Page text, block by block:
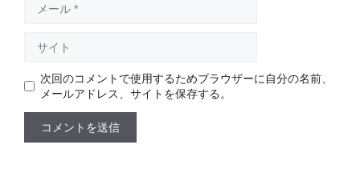
次回のコメントで使用するためブラウザーに自分の名前、
メールアドレス、サイトを保存する。